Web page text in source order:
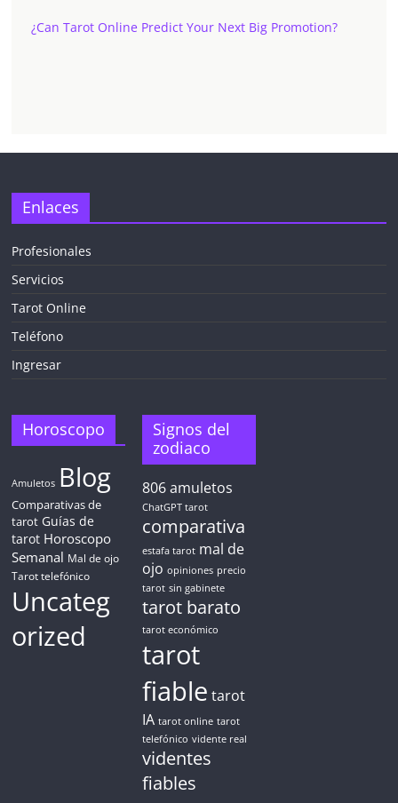
¿Can Tarot Online Predict Your Next Big Promotion?
Enlaces
Profesionales
Servicios
Tarot Online
Teléfono
Ingresar
Horoscopo
Amuletos Blog
Comparativas de
tarot Guías de
tarot Horoscopo
Semanal Mal de ojo
Tarot telefónico
Uncateg
orized
Signos del
zodiaco
806amuletos
ChatGPT tarot
comparativa
estafa tarot mal de
ojo opiniones precio
tarot sin gabinete
tarot barato
tarot económico
tarot
fiable tarot
IA tarot online tarot
telefónico vidente real
videntes
fiables